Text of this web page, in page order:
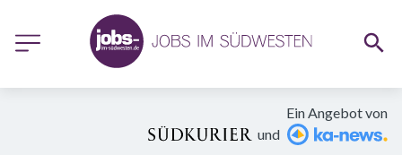
Ein Angebot von
und